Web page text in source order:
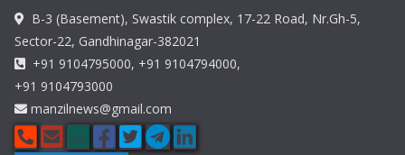
B-3 (Basement), Swastik complex, 17-22 Road, Nr.Gh-5,
Sector-22, Gandhinagar-382021
+91 9104795000, +91 9104794000,
+91 9104793000
manzilnews@gmail.com